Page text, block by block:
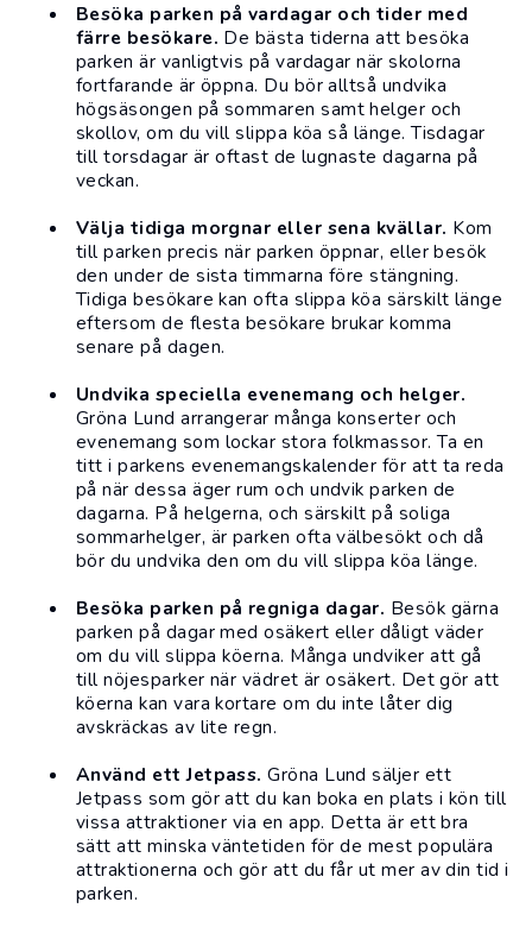
Besöka parken på vardagar och tider med
färre besökare. De bästa tiderna att besöka
parken är vanligtvis på vardagar när skolorna
fortfarande är öppna. Du bör alltså undvika
högsäsongen på sommaren samt helger och
skollov, om du vill slippa köa så länge. Tisdagar
till torsdagar är oftast de lugnaste dagarna på
veckan.
Välja tidiga morgnar eller sena kvällar. Kom
till parken precis när parken öppnar, eller besök
den under de sista timmarna före stängning.
Tidiga besökare kan ofta slippa köa särskilt länge
eftersom de flesta besökare brukar komma
senare på dagen.
Undvika speciella evenemang och helger.
Gröna Lund arrangerar många konserter och
evenemang som lockar stora folkmassor. Ta en
titt i parkens evenemangskalender för att ta reda
på när dessa äger rum och undvik parken de
dagarna. På helgerna, och särskilt på soliga
sommarhelger, är parken ofta välbesökt och då
bör du undvika den om du vill slippa köa länge.
Besöka parken på regniga dagar. Besök gärna
parken på dagar med osäkert eller dåligt väder
om du vill slippa köerna. Många undviker att gå
till nöjesparker när vädret är osäkert. Det gör att
köerna kan vara kortare om du inte låter dig
avskräckas av lite regn.
Använd ett Jetpass. Gröna Lund säljer ett
Jetpass som gör att du kan boka en plats i kön till
vissa attraktioner via en app. Detta är ett bra
sätt att minska väntetiden för de mest populära
attraktionerna och gör att du får ut mer av din tid i
parken.